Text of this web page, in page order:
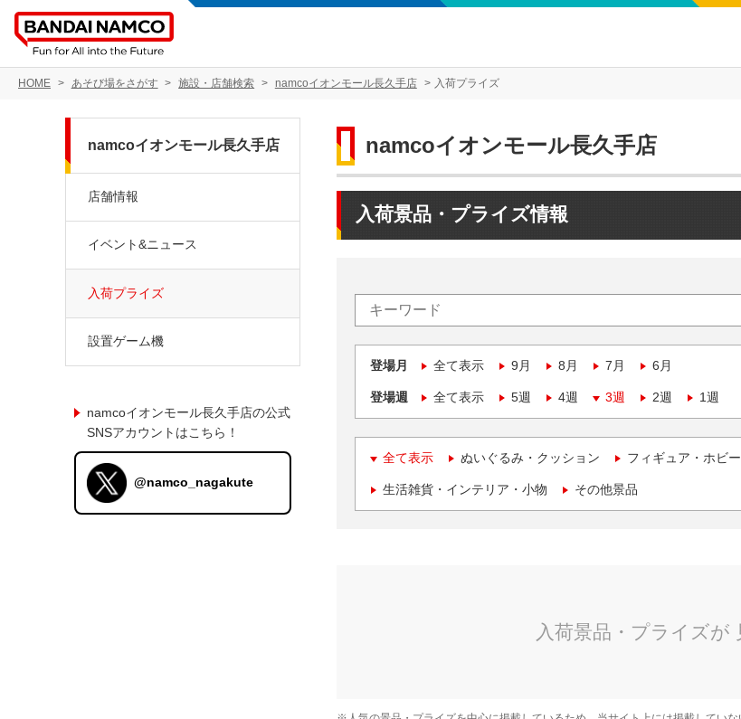
HOME あそび場をさがす 施設・店舗検索 namcoイオンモール長久手店 入荷プライズ
namcoイオンモール長久手店
入荷景品・プライズ情報
登場月 全て表示 9月 8月 7月 6月
登場週 全て表示 5週 4週 3週 2週 1週
全て表示 ぬいぐるみ・クッション フィギュア・ホビー
生活雑貨・インテリア・小物 その他景品
namcoイオンモール長久手店
店舗情報
イベント&ニュース
入荷プライズ
設置ゲーム機
namcoイオンモール長久手店の公式
SNSアカウントはこちら！
@namco_nagakute